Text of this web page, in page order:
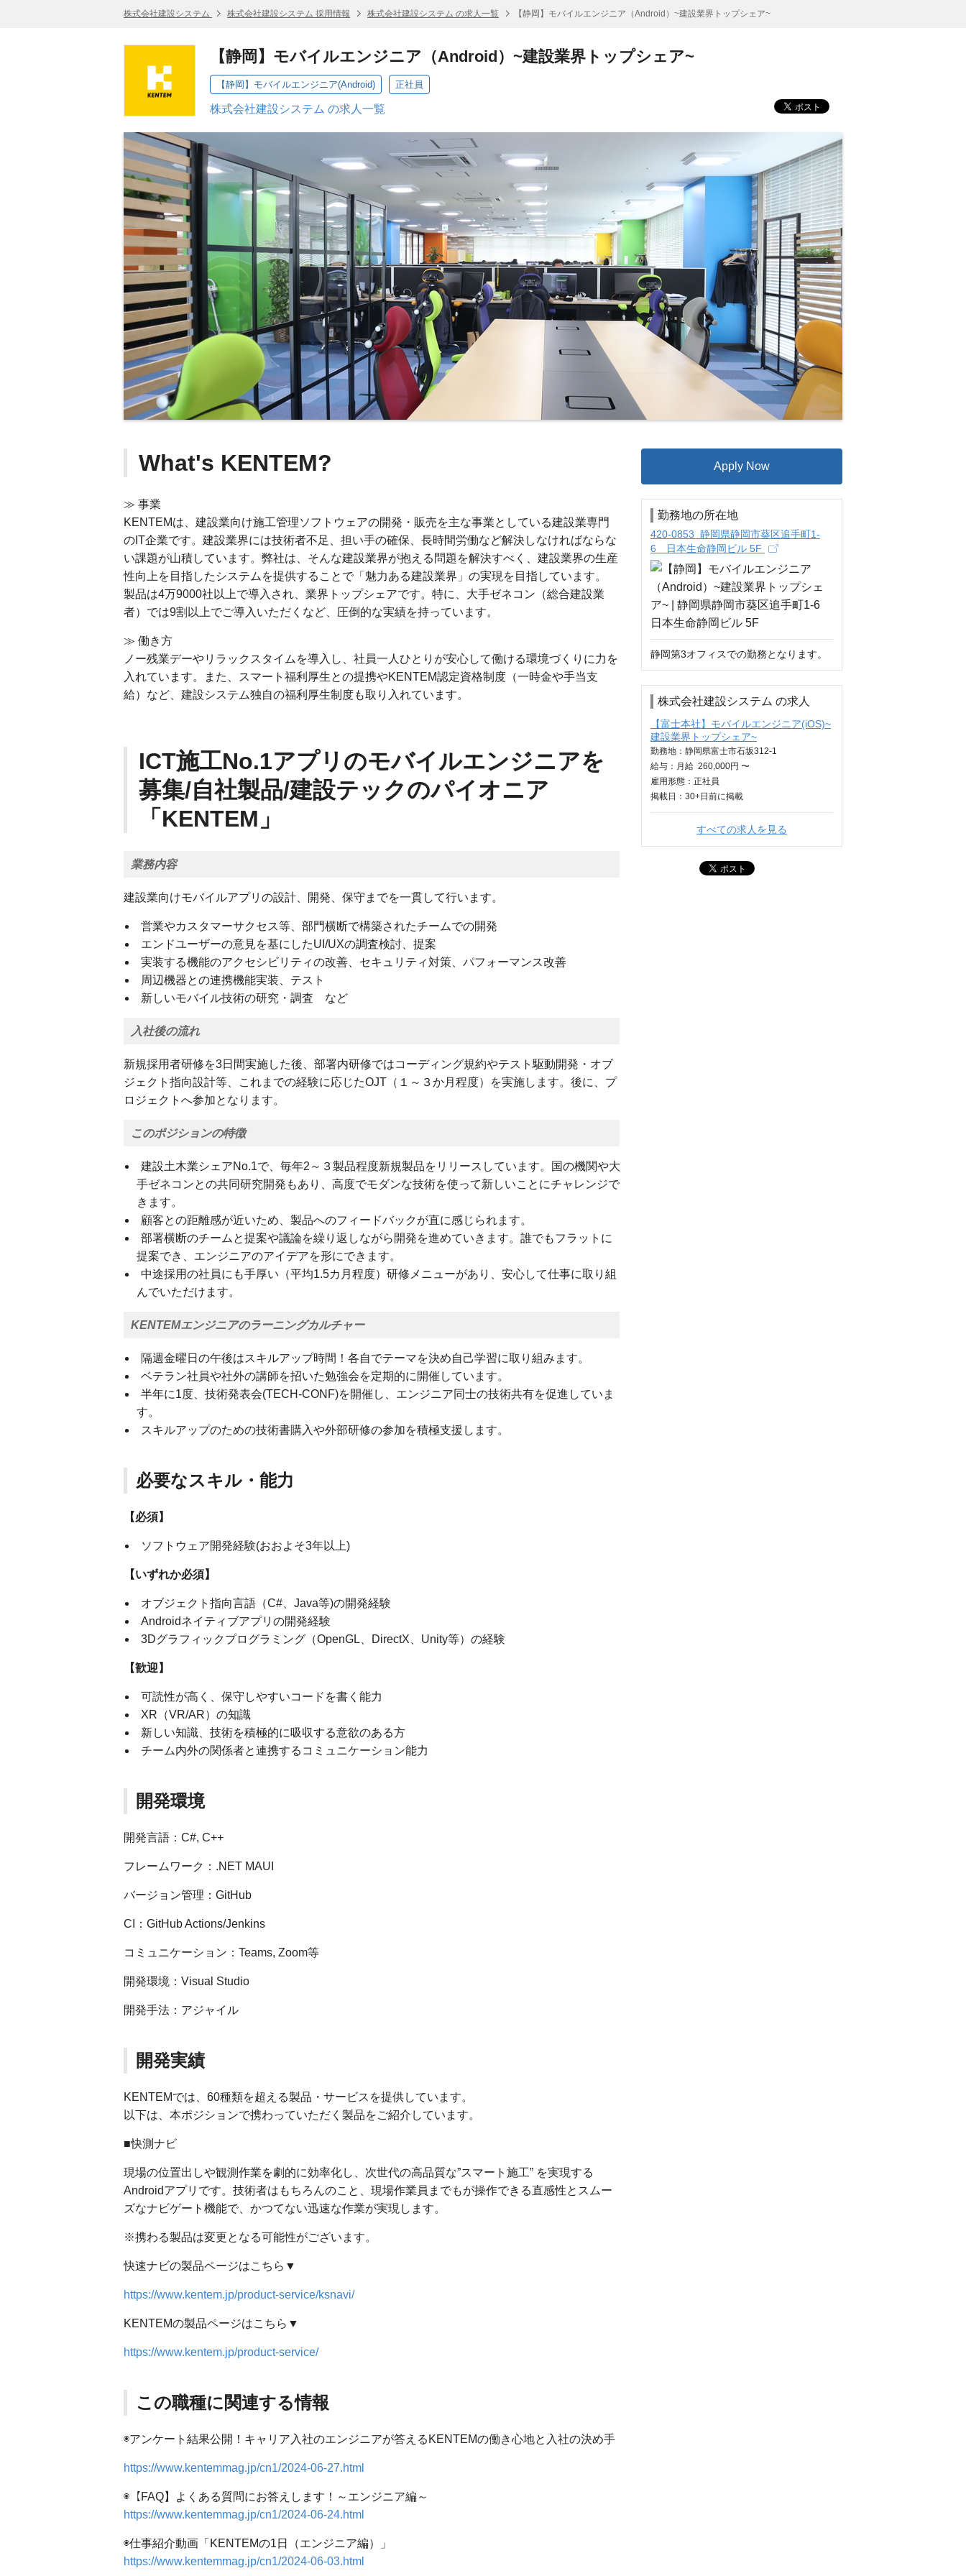
株式会社建設システム 株式会社建設システム 採用情報 株式会社建設システム の求人一覧 【静岡】モバイルエンジニア（Android）~建設業界トップシェア~
【静岡】モバイルエンジニア（Android）~建設業界トップシェア~
【静岡】モバイルエンジニア(Android) 正社員
株式会社建設システム の求人一覧
What's KENTEM?
≫ 事業
KENTEMは、建設業向け施工管理ソフトウェアの開発・販売を主な事業としている建設業専門
のIT企業です。建設業界には技術者不足、担い手の確保、長時間労働など解決しなければならな
い課題が山積しています。弊社は、そんな建設業界が抱える問題を解決すべく、建設業界の生産
性向上を目指したシステムを提供することで「魅力ある建設業界」の実現を目指しています。
製品は4万9000社以上で導入され、業界トップシェアです。特に、大手ゼネコン（総合建設業
者）では9割以上でご導入いただくなど、圧倒的な実績を持っています。
≫ 働き方
ノー残業デーやリラックスタイムを導入し、社員一人ひとりが安心して働ける環境づくりに力を
入れています。また、スマート福利厚生との提携やKENTEM認定資格制度（一時金や手当支
給）など、建設システム独自の福利厚生制度も取り入れています。
ICT施工No.1アプリのモバイルエンジニアを
募集/自社製品/建設テックのパイオニア
「KENTEM」
業務内容
建設業向けモバイルアプリの設計、開発、保守までを一貫して行います。
営業やカスタマーサクセス等、部門横断で構築されたチームでの開発
エンドユーザーの意見を基にしたUI/UXの調査検討、提案
実装する機能のアクセシビリティの改善、セキュリティ対策、パフォーマンス改善
周辺機器との連携機能実装、テスト
新しいモバイル技術の研究・調査 など
入社後の流れ
新規採用者研修を3日間実施した後、部署内研修ではコーディング規約やテスト駆動開発・オブ
ジェクト指向設計等、これまでの経験に応じたOJT（１～３か月程度）を実施します。後に、プ
ロジェクトへ参加となります。
このポジションの特徴
建設土木業シェアNo.1で、毎年2～３製品程度新規製品をリリースしています。国の機関や大
手ゼネコンとの共同研究開発もあり、高度でモダンな技術を使って新しいことにチャレンジで
きます。
顧客との距離感が近いため、製品へのフィードバックが直に感じられます。
部署横断のチームと提案や議論を繰り返しながら開発を進めていきます。誰でもフラットに
提案でき、エンジニアのアイデアを形にできます。
中途採用の社員にも手厚い（平均1.5カ月程度）研修メニューがあり、安心して仕事に取り組
んでいただけます。
KENTEMエンジニアのラーニングカルチャー
隔週金曜日の午後はスキルアップ時間！各自でテーマを決め自己学習に取り組みます。
ベテラン社員や社外の講師を招いた勉強会を定期的に開催しています。
半年に1度、技術発表会(TECH-CONF)を開催し、エンジニア同士の技術共有を促進していま
す。
スキルアップのための技術書購入や外部研修の参加を積極支援します。
必要なスキル・能力
【必須】
ソフトウェア開発経験(おおよそ3年以上)​
【いずれか必須】
オブジェクト指向言語（C#、Java等)の開発経験​
Androidネイティブアプリの開発経験
3Dグラフィックプログラミング（OpenGL、DirectX、Unity等）の経験
【歓迎】
可読性が高く、保守しやすいコードを書く能力​
XR（VR/AR）の知識
新しい知識、技術を積極的に吸収する意欲のある方
チーム内外の関係者と連携するコミュニケーション能力
開発環境
開発言語：C#, C++
フレームワーク：.NET MAUI
バージョン管理：GitHub
CI：GitHub Actions/Jenkins
コミュニケーション：Teams, Zoom等
開発環境：Visual Studio
開発手法：アジャイル
開発実績
KENTEMでは、60種類を超える製品・サービスを提供しています。
以下は、本ポジションで携わっていただく製品をご紹介しています。
■快測ナビ
現場の位置出しや観測作業を劇的に効率化し、次世代の高品質な”スマート施工” を実現する
Androidアプリです。技術者はもちろんのこと、現場作業員までもが操作できる直感性とスムー
ズなナビゲート機能で、かつてない迅速な作業が実現します。
※携わる製品は変更となる可能性がございます。
快速ナビの製品ページはこちら▼
https://www.kentem.jp/product-service/ksnavi/
KENTEMの製品ページはこちら▼
https://www.kentem.jp/product-service/
この職種に関連する情報
◉アンケート結果公開！キャリア入社のエンジニアが答えるKENTEMの働き心地と入社の決め手
https://www.kentemmag.jp/cn1/2024-06-27.html
◉【FAQ】よくある質問にお答えします！～エンジニア編～
https://www.kentemmag.jp/cn1/2024-06-24.html
◉仕事紹介動画「KENTEMの1日（エンジニア編）」
https://www.kentemmag.jp/cn1/2024-06-03.html
Apply Now
勤務地の所在地
420-0853 静岡県静岡市葵区追手町1-
6 日本生命静岡ビル 5F
静岡第3オフィスでの勤務となります。
株式会社建設システム の求人
【富士本社】モバイルエンジニア(iOS)~
建設業界トップシェア~
勤務地：静岡県富士市石坂312-1
給与： 月給 260,000円 〜
雇用形態：正社員
掲載日： 30+日 前に掲載
すべての求人を見る